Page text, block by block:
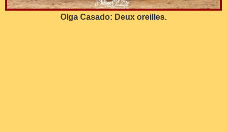
Olga Casado: Deux oreilles.